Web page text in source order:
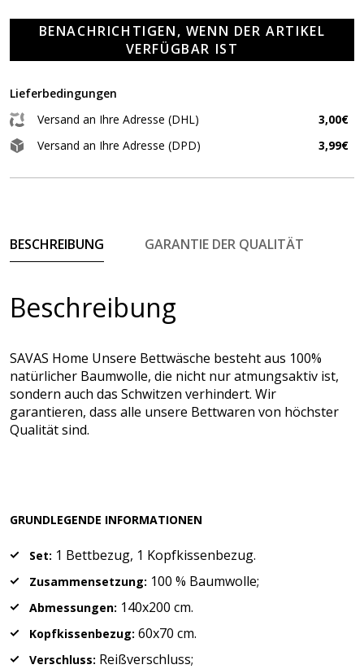
BENACHRICHTIGEN, WENN DER ARTIKEL
VERFÜGBAR IST
Lieferbedingungen
Versand an Ihre Adresse (DHL)
3,00€
Versand an Ihre Adresse (DPD)
3,99€
BESCHREIBUNG GARANTIE DER QUALITÄT
Beschreibung
SAVAS Home Unsere Bettwäsche besteht aus 100%
natürlicher Baumwolle, die nicht nur atmungsaktiv ist,
sondern auch das Schwitzen verhindert. Wir
garantieren, dass alle unsere Bettwaren von höchster
Qualität sind.
GRUNDLEGENDE INFORMATIONEN
Set: 1 Bettbezug, 1 Kopfkissenbezug.
Zusammensetzung: 100 % Baumwolle;
Abmessungen: 140x200 cm.
Kopfkissenbezug: 60x70 cm.
Verschluss: Reißverschluss;